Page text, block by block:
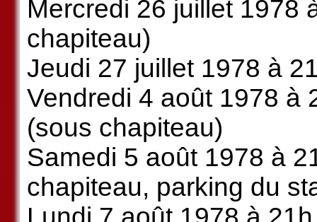
Mercredi 26 juillet 1978
chapiteau)
Jeudi 27 juillet 1978 à
Vendredi 4 août 1978 à
(sous chapiteau)
Samedi 5 août 1978 à
chapiteau, parking du